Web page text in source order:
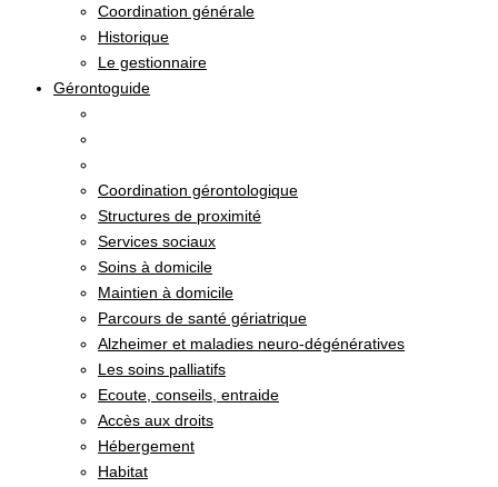
Coordination générale
Historique
Le gestionnaire
Gérontoguide
Coordination gérontologique
Structures de proximité
Services sociaux
Soins à domicile
Maintien à domicile
Parcours de santé gériatrique
Alzheimer et maladies neuro-dégénératives
Les soins palliatifs
Ecoute, conseils, entraide
Accès aux droits
Hébergement
Habitat